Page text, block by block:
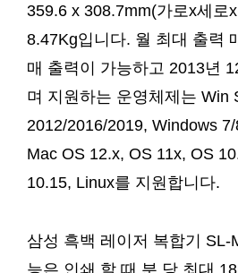
359.6 x 308.7mm(가로x세로
8.47Kg입니다. 월 최대 출력
매 출력이 가능하고 2013년
며 지원하는 운영체제는 Win
2012/2016/2019, Windows
Mac OS 12.x, OS 11x, OS
10.15, Linux를 지원합니다.
삼성 흑백 레이저 복합기 SL-
능은 인쇄 할 때 분 당 최대